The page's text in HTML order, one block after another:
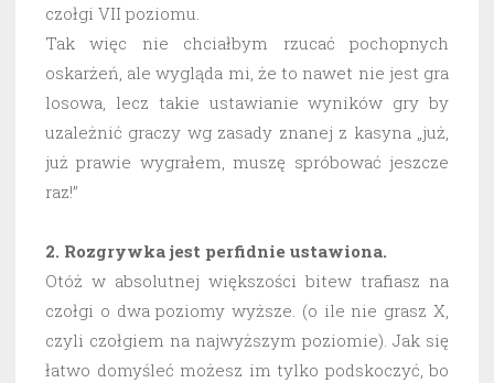
czołgi VII poziomu.
Tak więc nie chciałbym rzucać pochopnych
oskarżeń, ale wygląda mi, że to nawet nie jest gra
losowa, lecz takie ustawianie wyników gry by
uzależnić graczy wg zasady znanej z kasyna „już,
już prawie wygrałem, muszę spróbować jeszcze
raz!”
2. Rozgrywka jest perfidnie ustawiona.
Otóż w absolutnej większości bitew trafiasz na
czołgi o dwa poziomy wyższe. (o ile nie grasz X,
czyli czołgiem na najwyższym poziomie). Jak się
łatwo domyśleć możesz im tylko podskoczyć, bo